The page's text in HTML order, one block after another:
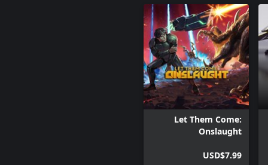
Let Them Come:
Onslaught
USD$7.99